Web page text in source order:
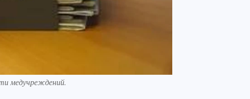
медучреждений.